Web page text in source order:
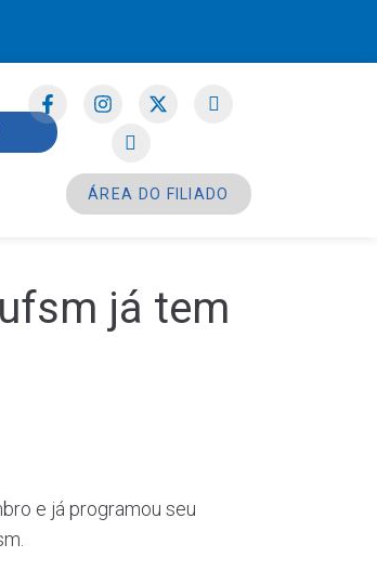
ÁREA DO FILIADO
já tem
e já programou seu